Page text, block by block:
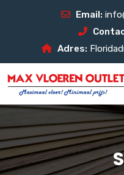
Email:
Adres: